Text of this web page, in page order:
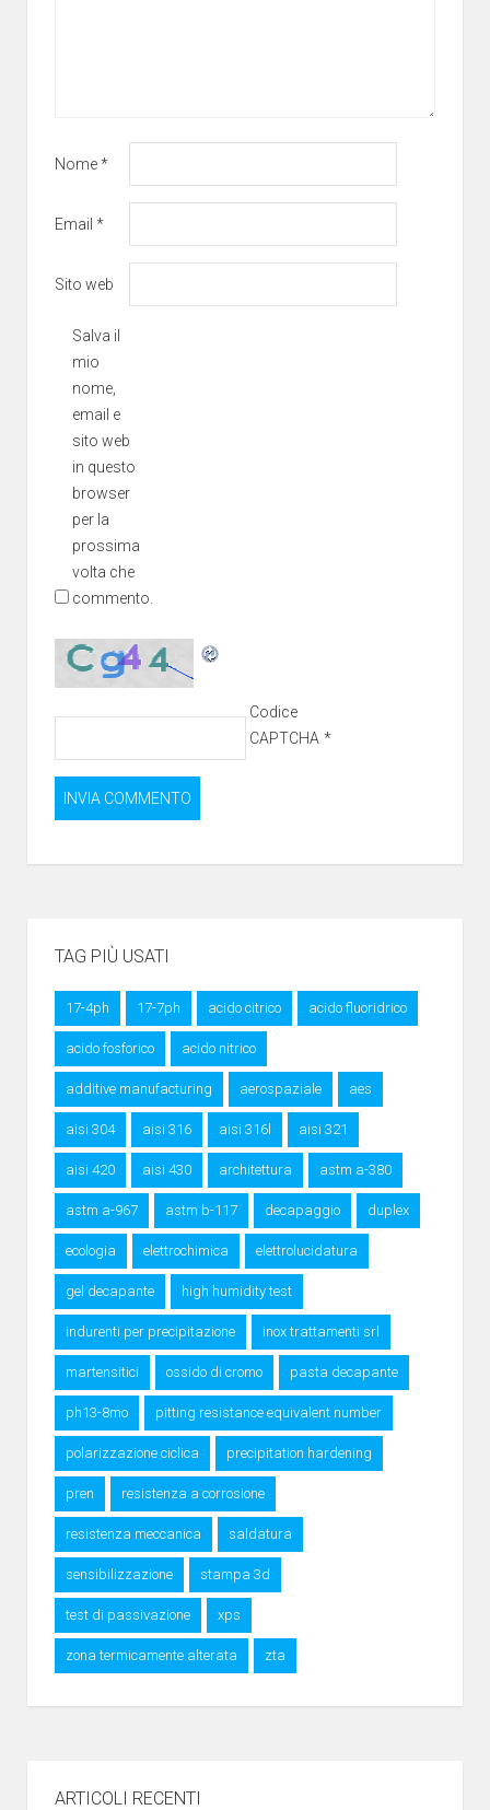
Nome*
Email *
Sito web
Salva il
mio
nome,
email e
sito web
in questo
browser
per la
prossima
volta che
commento.
Codice
CAPTCHA *
TAG PIÙ USATI
17-4ph 17-7ph acido citrico acido fluoridrico
acido fosforico acido nitrico
additive manufacturing aerospaziale aes
aisi 304 aisi 316 aisi 316l aisi 321
aisi 420 aisi 430 architettura astm a-380
astm a-967 astm b-117 decapaggio duplex
ecologia elettrochimica elettrolucidatura
gel decapante high humidity test
indurenti per precipitazione inox trattamenti srl
martensitici ossido di cromo pasta decapante
ph13-8mo pitting resistance equivalent number
polarizzazione ciclica precipitation hardening
pren resistenza a corrosione
resistenza meccanica saldatura
sensibilizzazione stampa 3d
test di passivazione xps
zona termicamente alterata zta
ARTICOLI RECENTI